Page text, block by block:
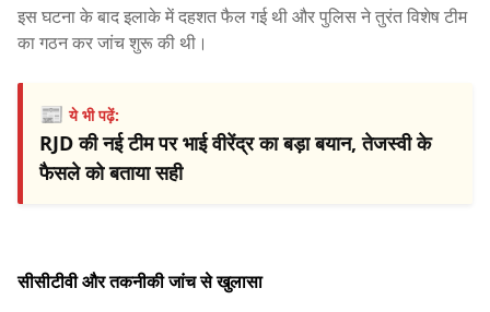
इस घटना के बाद इलाके में दहशत फैल गई थी और पुलिस ने तुरंत विशेष टीम
का गठन कर जांच शुरू की थी।
📰ये भी पढ़ें:
RJD की नई टीम पर भाई वीरेंद्र का बड़ा बयान, तेजस्वी के
फैसले को बताया सही
सीसीटीवी और तकनीकी जांच से खुलासा